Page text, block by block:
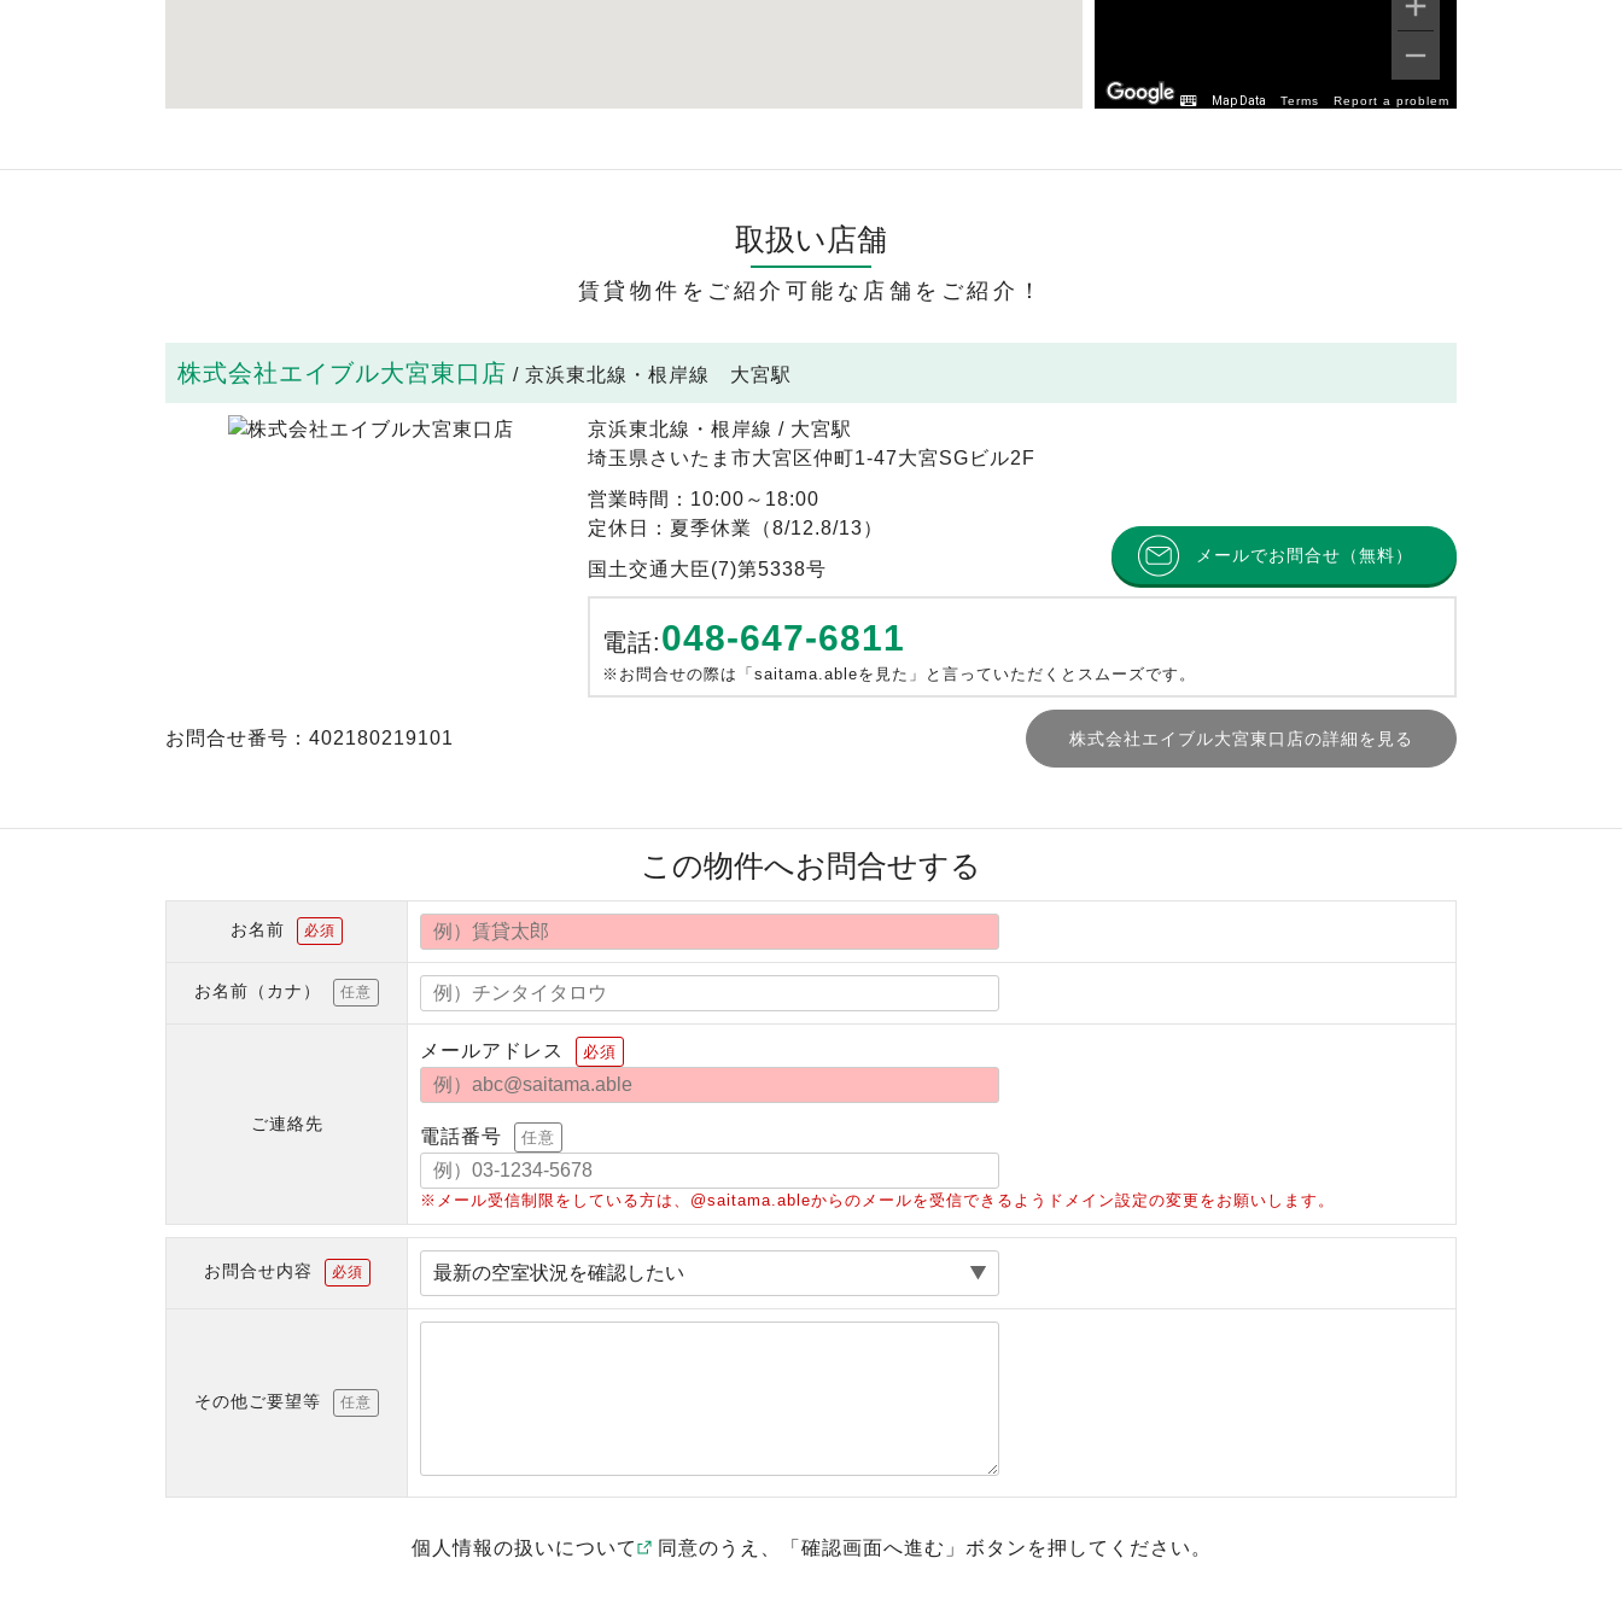
Map Data Terms Report a problem
取扱い店舗
賃貸物件をご紹介可能な店舗をご紹介！
株式会社エイブル大宮東口店 / 京浜東北線・根岸線 大宮駅
京浜東北線・根岸線 / 大宮駅
埼玉県さいたま市大宮区仲町1-47大宮SGビル2F
営業時間：10:00～18:00
定休日：夏季休業（8/12.8/13）
国土交通大臣(7)第5338号
メールでお問合せ（無料）
電話:048-647-6811
※お問合せの際は「saitama.ableを見た」と言っていただくとスムーズです。
お問合せ番号：402180219101 株式会社エイブル大宮東口店の詳細を見る
この物件へお問合せする
お名前 必須
お名前（カナ） 任意
ご連絡先
メールアドレス 必須
電話番号 任意
※メール受信制限をしている方は、@saitama.ableからのメールを受信できるようドメイン設定の変更をお願いします。
お問合せ内容 必須
その他ご要望等 任意
個人情報の扱いについて 同意のうえ、「確認画面へ進む」ボタンを押してください。